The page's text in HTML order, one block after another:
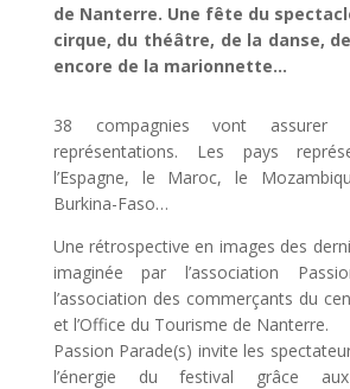
de Nanterre. Une fête du
cirque, du théâtre, de la danse,
encore de la marionnette…
38 compagnies vont
représentations. Les pays
l’Espagne, le Maroc, le
Burkina-Faso…
Une rétrospective en images des
imaginée par l’association
l’association des commerçants du
et l’Office du Tourisme de Nanterre.
Passion Parade(s) invite les
l’énergie du festival grâce